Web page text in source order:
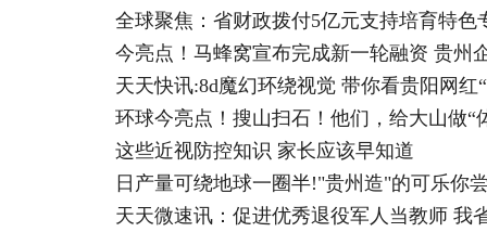
全球聚焦：省财政拨付5亿元支持培育特色
今亮点！马蜂窝宣布完成新一轮融资 贵州
天天快讯:8d魔幻环绕视觉 带你看贵阳网红
环球今亮点！搜山扫石！他们，给大山做“
这些近视防控知识 家长应该早知道
日产量可绕地球一圈半!"贵州造"的可乐你
天天微速讯：促进优秀退役军人当教师 我